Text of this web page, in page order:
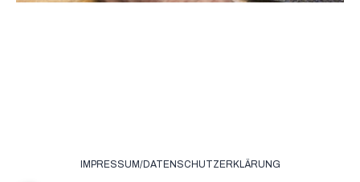
IMPRESSUM/DATENSCHUTZERKLÄRUNG